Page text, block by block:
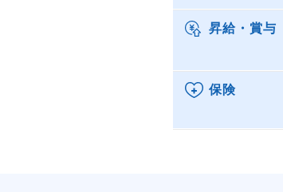
昇給・賞与
保険